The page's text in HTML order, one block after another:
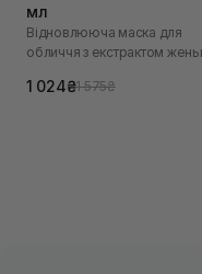
мл
Відновлююча маска для
обличчя з екстрактом
1 024₴1 575₴